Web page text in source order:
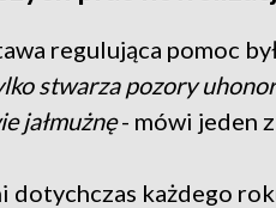
regulująca pomoc
stwarza pozory
jałmużnę- mówi jeden
dotychczas każdego